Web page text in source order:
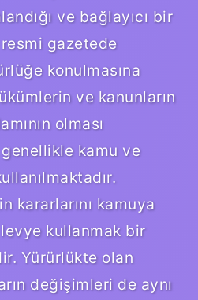
ve bağlayıcı bir
resmi gazetede
konulmasına
ve kanunların
olması
kamu ve
kararlarını kamuya
kullanmak bir
Yürürlükte olan
değişimleri de aynı